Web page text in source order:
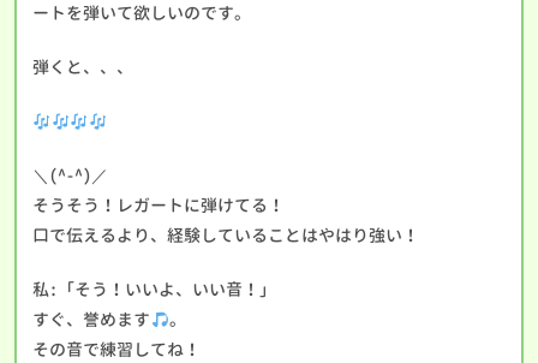
ートを弾いて欲しいのです。
弾くと、、、
＼(^-^)／
そうそう！レガートに弾けてる！
口で伝えるより、経験していることはやはり強い！
私:「そう！いいよ、いい音！」
すぐ、誉めます
。
その音で練習してね！